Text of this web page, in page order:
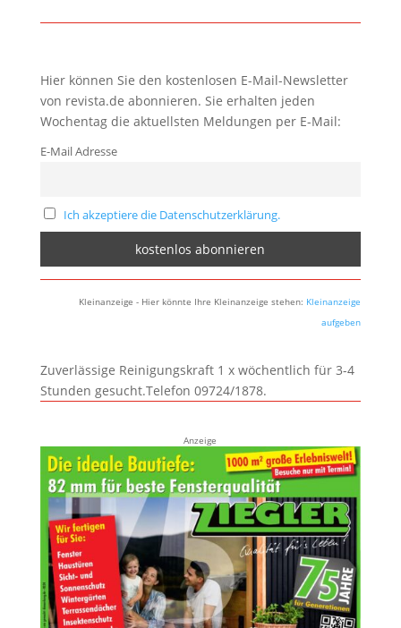
Hier können Sie den kostenlosen E-Mail-Newsletter
von revista.de abonnieren. Sie erhalten jeden
Wochentag die aktuellsten Meldungen per E-Mail:
E-Mail Adresse
Ich akzeptiere die Datenschutzerklärung.
Kleinanzeige - Hier könnte Ihre Kleinanzeige stehen: Kleinanzeige
aufgeben
Zuverlässige Reinigungskraft 1 x wöchentlich für 3-4
Stunden gesucht.Telefon 09724/1878.
Anzeige